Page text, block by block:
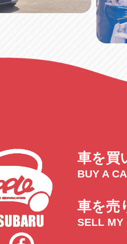
車を買
BUY A
車を売
SELL MY